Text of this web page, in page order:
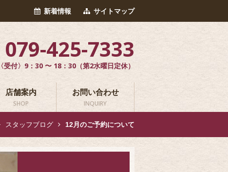
新着情報 サイトマップ
079-425-7333
〈受付〉9：30 〜 18：30（第2水曜日定休）
店舗案内
SHOP
お問い合わせ
INQUIRY
スタッフブログ 12月のご予約について